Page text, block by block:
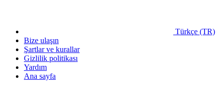
Türkçe (TR)
Bize ulaşın
Şartlar ve kurallar
Gizlilik politikası
Yardım
Ana sayfa